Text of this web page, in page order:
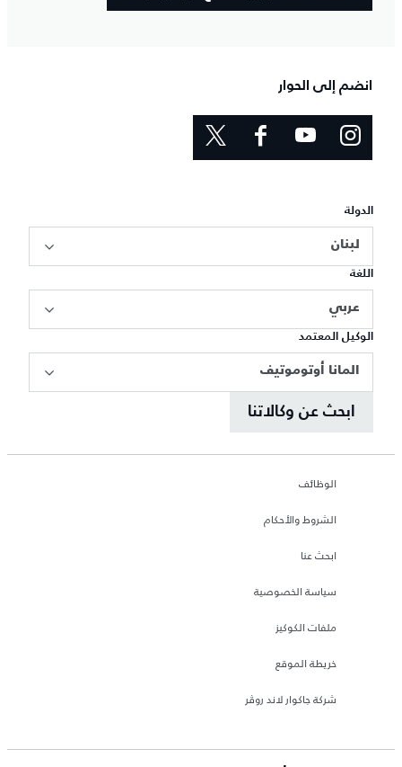
انضم إلى الحوار
الدولة
لبنان
اللغة
عربي
الوكيل المعتمد
المانا أوتوموتيف
ابحث عن وكالاتنا
الوظائف
الشروط والأحكام
ابحث عنا
سياسة الخصوصية
ملفات الكوكيز
خريطة الموقع
شركة جاكوار لاند روڤر